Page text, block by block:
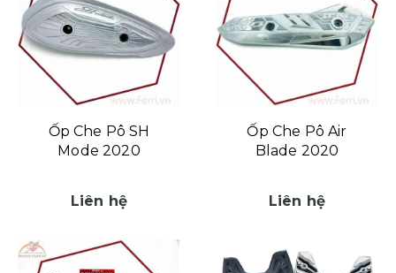
Ốp Che Pô SH
Mode 2020
Liên hệ
Ốp Che Pô Air
Blade 2020
Liên hệ